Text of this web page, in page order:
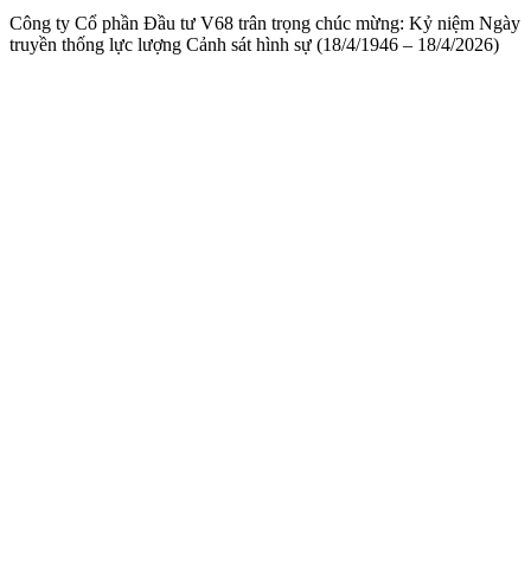
Công ty Cổ phần Đầu tư V68 trân trọng chúc mừng: Kỷ niệm Ngày
truyền thống lực lượng Cảnh sát hình sự (18/4/1946 – 18/4/2026)